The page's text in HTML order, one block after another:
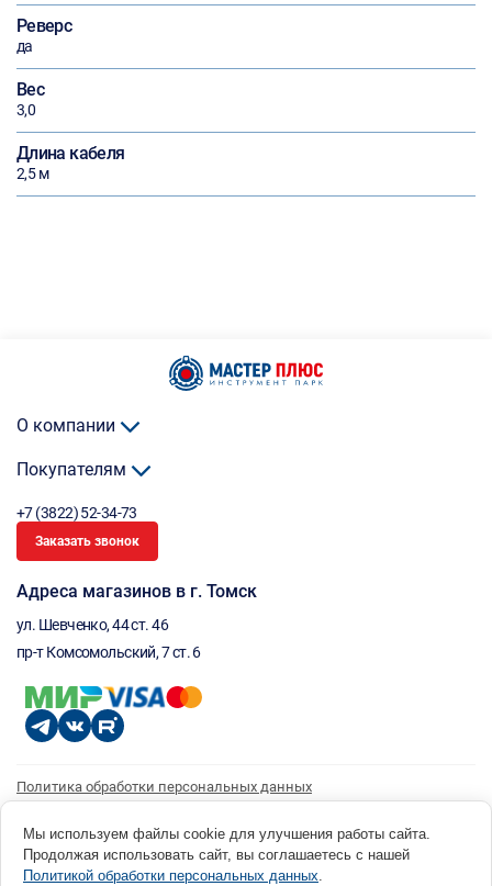
Реверс
да
Вес
3,0
Длина кабеля
2,5 м
О компании
Покупателям
+7 (3822) 52-34-73
Заказать звонок
Адреса магазинов в г. Томск
ул. Шевченко, 44 ст. 46
пр-т Комсомольский, 7 ст. 6
Политика обработки персональных данных
Согласие на получение рассылки
© 1996 - 2026 инструмент парк «Мастер Плюс» Россия, г. Томск, ул. Шевченко, 44 ст. 46, (3822) 52-34-
73 okp@masterplus.tomsk.ru ИП Брусницын Д.Н. ИНН 701700002741
Мы используем файлы cookie для улучшения работы сайта.
Продолжая использовать сайт, вы соглашаетесь с нашей
Политикой обработки персональных данных.